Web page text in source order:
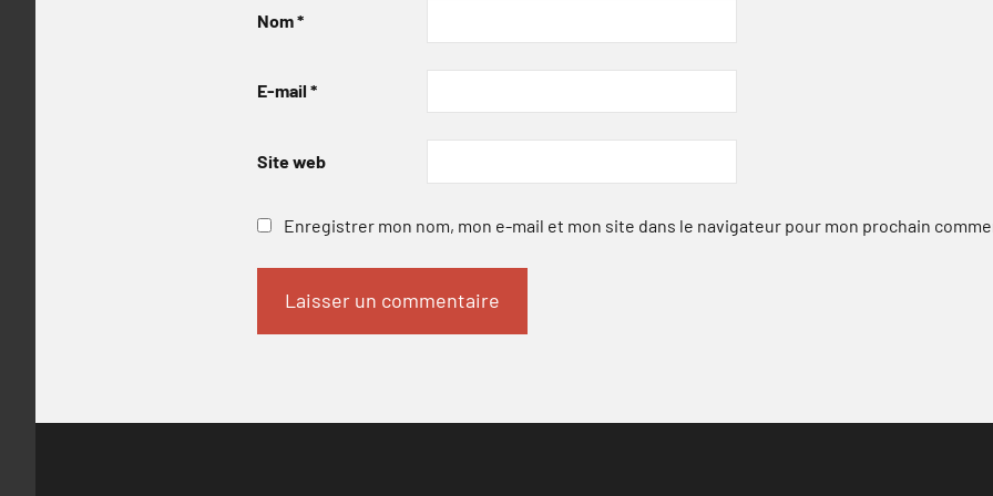
Nom*
E-mail *
Site web
Enregistrer mon nom, mon e-mail et mon site dans le navigateur pour mon prochain